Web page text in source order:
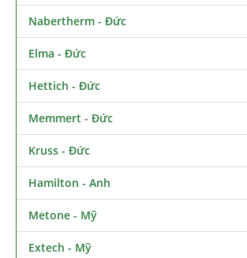
Nabertherm - Đức
Elma - Đức
Hettich - Đức
Memmert - Đức
Kruss - Đức
Hamilton - Anh
Metone - Mỹ
Extech - Mỹ